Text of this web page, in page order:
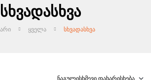
Სხვადასხვა
ᲧᲕᲔᲚᲐ ᲡᲮᲕᲐᲓᲐᲡᲮᲕᲐ